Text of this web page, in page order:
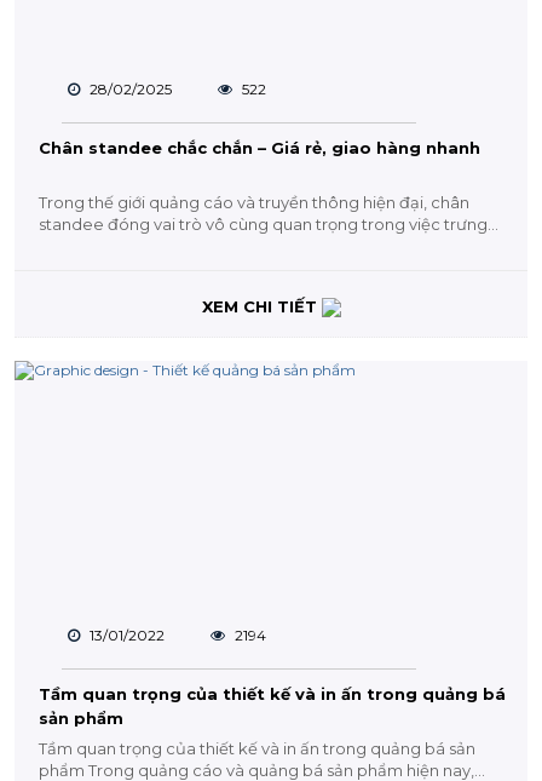
28/02/2025 522
Chân standee chắc chắn – Giá rẻ, giao hàng nhanh
Trong thế giới quảng cáo và truyền thông hiện đại, chân
standee đóng vai trò vô cùng quan trọng trong việc trưng
XEM CHI TIẾT
13/01/2022 2194
Tầm quan trọng của thiết kế và in ấn trong quảng bá
sản phẩm
Tầm quan trọng của thiết kế và in ấn trong quảng bá sản
phẩm Trong quảng cáo và quảng bá sản phẩm hiện nay,